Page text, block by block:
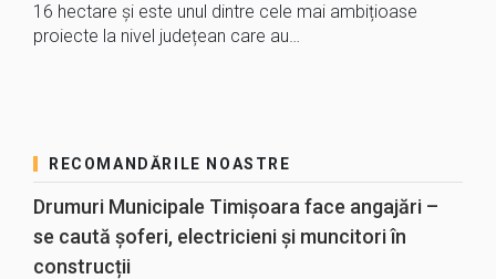
16 hectare și este unul dintre cele mai ambițioase
proiecte la nivel județean care au…
RECOMANDĂRILE NOASTRE
Drumuri Municipale Timișoara face angajări –
se caută șoferi, electricieni și muncitori în
construcții